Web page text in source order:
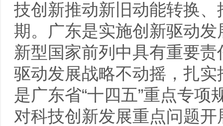
技创新推动新旧动能转换
期。广东是实施创新驱动
新型国家前列中具有重要
驱动发展战略不动摇，扎
是广东省“十四五”重点专
对科技创新发展重点问题